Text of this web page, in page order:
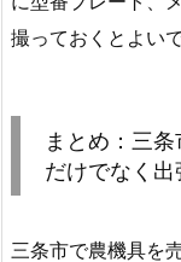
撮っておくとよい
まとめ：三
だけでなく
三条市で農機具を